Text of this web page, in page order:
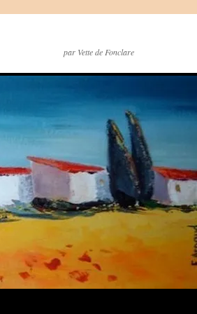
par Vette de Fonclare